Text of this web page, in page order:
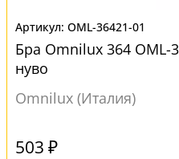
OML-36421-01
Бра Omnilux 364 OML-
нуво
Omnilux (Италия)
503 ₽